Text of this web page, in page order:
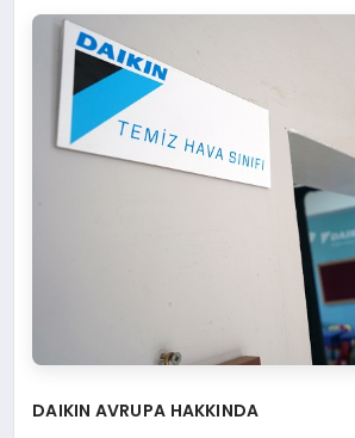
DAIKIN AVRUPA HAKKINDA